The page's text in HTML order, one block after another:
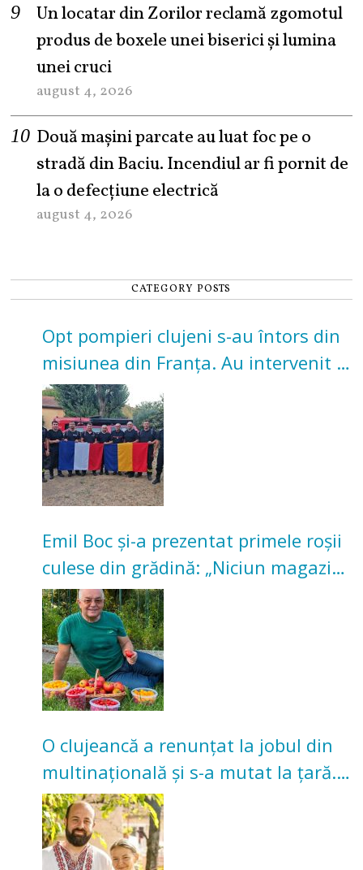
Un locatar din Zorilor reclamă zgomotul
produs de boxele unei biserici și lumina
unei cruci
august 4, 2026
Două mașini parcate au luat foc pe o
stradă din Baciu. Incendiul ar fi pornit de
la o defecțiune electrică
august 4, 2026
CATEGORY POSTS
Opt pompieri clujeni s-au întors din
misiunea din Franța. Au intervenit la
incendii de vegetație și pădure
Emil Boc și-a prezentat primele roșii
culese din grădină: „Niciun magazin
nu poate oferi această satisfacție”
O clujeancă a renunțat la jobul din
multinațională și s-a mutat la țară.
Acum cultivă legume în grădina
bunicilor